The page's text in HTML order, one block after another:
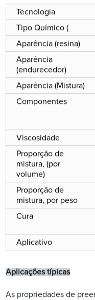
Tecnologia
Tipo Químico (
Aparência (resina)
Aparência
(endurecedor)
Aparência (Mistura)
Componentes
Viscosidade
Proporção de
mistura, (por
volume)
Proporção de
mistura, por peso
Cura
Aplicativo
Aplicações típicas
As propriedades de